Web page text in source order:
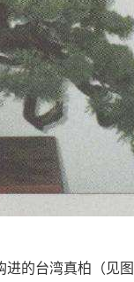
进的台湾真柏（见